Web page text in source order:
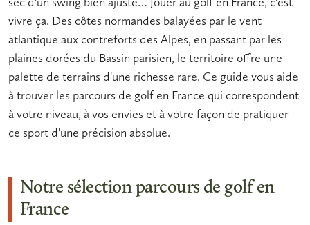
vivre ça. Des côtes normandes balayées par le vent
atlantique aux contreforts des Alpes, en passant par les
plaines dorées du Bassin parisien, le territoire offre une
palette de terrains d'une richesse rare. Ce guide vous aide
à trouver les parcours de golf en France qui correspondent
à votre niveau, à vos envies et à votre façon de pratiquer
ce sport d'une précision absolue.
Notre sélection parcours de golf en
France